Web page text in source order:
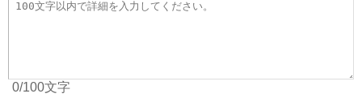
0/100文字